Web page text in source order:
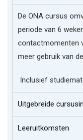
De ONA cursus
periode van 6
contactmomenten
meer gebruik van
Inclusief
Uitgebreide
Leeruitkomsten